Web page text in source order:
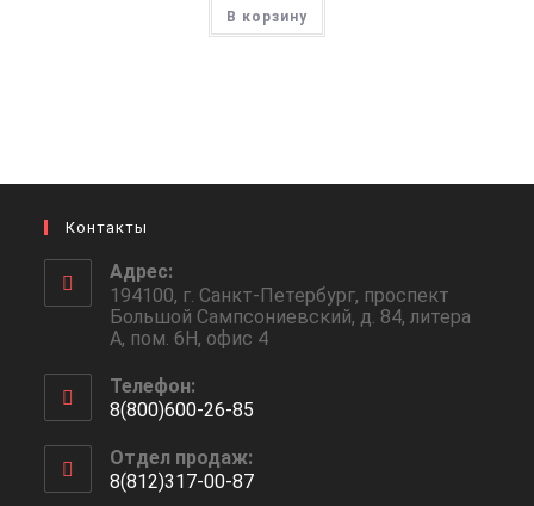
В корзину
Контакты
Адрес:
194100, г. Санкт-Петербург, проспект
Большой Сампсониевский, д. 84, литера
А, пом. 6Н, офис 4
Телефон:
8(800)600-26-85
в
вашем
Отдел продаж:
8(812)317-00-87